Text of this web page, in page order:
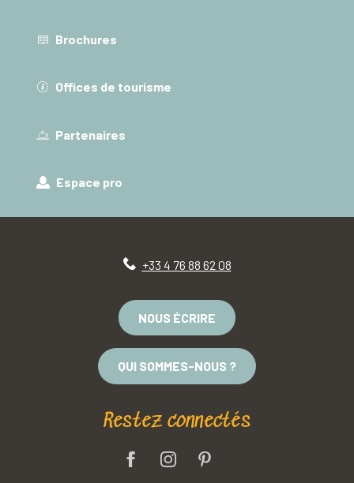
Brochures
Offices de tourisme
Partenaires
Espace pro
+33 4 76 88 62 08
NOUS ÉCRIRE
QUI SOMMES-NOUS ?
Restez connectés